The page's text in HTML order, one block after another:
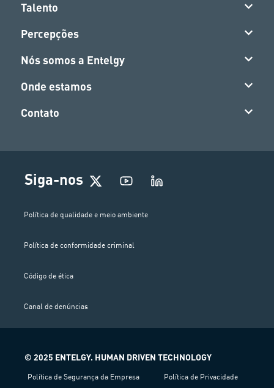
Talento
Percepções
Nós somos a Entelgy
Onde estamos
Contato
Siga-nos
Política de qualidade e meio ambiente
Política de conformidade criminal
Código de ética
Canal de denúncias
© 2025 ENTELGY. HUMAN DRIVEN TECHNOLOGY
Política de Segurança da Empresa Política de Privacidade